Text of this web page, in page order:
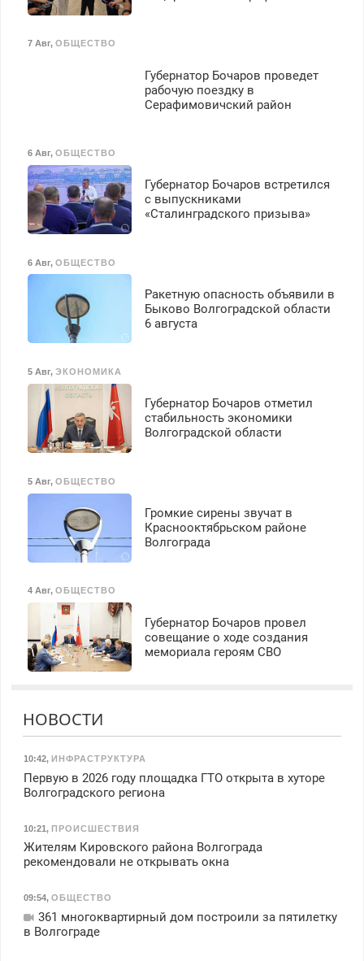
7 Авг, ОБЩЕСТВО
Губернатор Бочаров проведет
рабочую поездку в
Серафимовичский район
6 Авг, ОБЩЕСТВО
Губернатор Бочаров встретился
с выпускниками
«Сталинградского призыва»
6 Авг, ОБЩЕСТВО
Ракетную опасность объявили в
Быково Волгоградской области
6 августа
5 Авг, ЭКОНОМИКА
Губернатор Бочаров отметил
стабильность экономики
Волгоградской области
5 Авг, ОБЩЕСТВО
Громкие сирены звучат в
Краснооктябрьском районе
Волгограда
4 Авг, ОБЩЕСТВО
Губернатор Бочаров провел
совещание о ходе создания
мемориала героям СВО
НОВОСТИ
10:42, ИНФРАСТРУКТУРА
Первую в 2026 году площадка ГТО открыта в хуторе
Волгоградского региона
10:21, ПРОИСШЕСТВИЯ
Жителям Кировского района Волгограда
рекомендовали не открывать окна
09:54, ОБЩЕСТВО
361 многоквартирный дом построили за пятилетку
в Волгограде